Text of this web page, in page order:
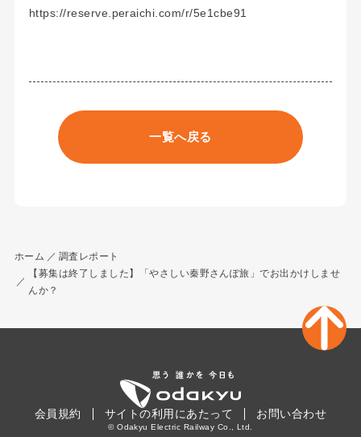
https://reserve.peraichi.com/r/5e1cbe91
一覧へ戻る
ホーム
調査レポート
【募集は終了しました】「やさしい秦野さんぽ旅」でお出かけしませ
んか？
会員規約 サイトの利用にあたって お問い合わせ
© Odakyu Electric Railway Co., Ltd.